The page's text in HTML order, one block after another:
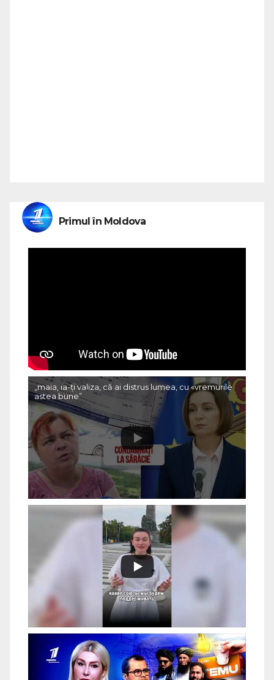
Primul în Moldova
„maia, ia-ți valiza, că ai distrus lumea, cu «vremurile
astea bune”